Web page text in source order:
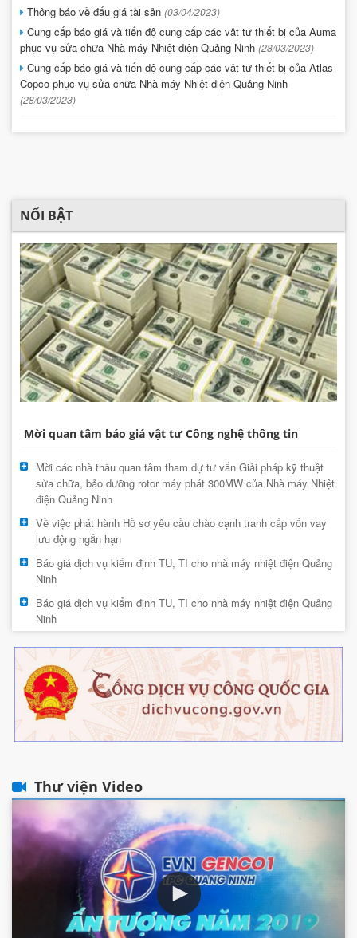
Thông báo về đấu giá tài sản (03/04/2023)
Cung cấp báo giá và tiến độ cung cấp các vật tư thiết bị của Auma
phục vụ sửa chữa Nhà máy Nhiệt điện Quảng Ninh (28/03/2023)
Cung cấp báo giá và tiến độ cung cấp các vật tư thiết bị của Atlas
Copco phục vụ sửa chữa Nhà máy Nhiệt điện Quảng Ninh
(28/03/2023)
NỔI BẬT
Mời quan tâm báo giá vật tư Công nghệ thông tin
Mời các nhà thầu quan tâm tham dự tư vấn Giải pháp kỹ thuật
sửa chữa, bảo dưỡng rotor máy phát 300MW của Nhà máy Nhiệt
điện Quảng Ninh
Về việc phát hành Hồ sơ yêu cầu chào cạnh tranh cấp vốn vay
lưu động ngắn hạn
Báo giá dịch vụ kiểm định TU, TI cho nhà máy nhiệt điện Quảng
Ninh
Báo giá dịch vụ kiểm định TU, TI cho nhà máy nhiệt điện Quảng
Ninh
Thư viện Video